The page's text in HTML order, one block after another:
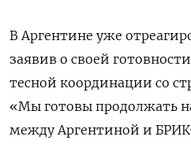
В Аргентине уже
заявив о своей
тесной координации со
«Мы готовы продолжать
между Аргентиной и